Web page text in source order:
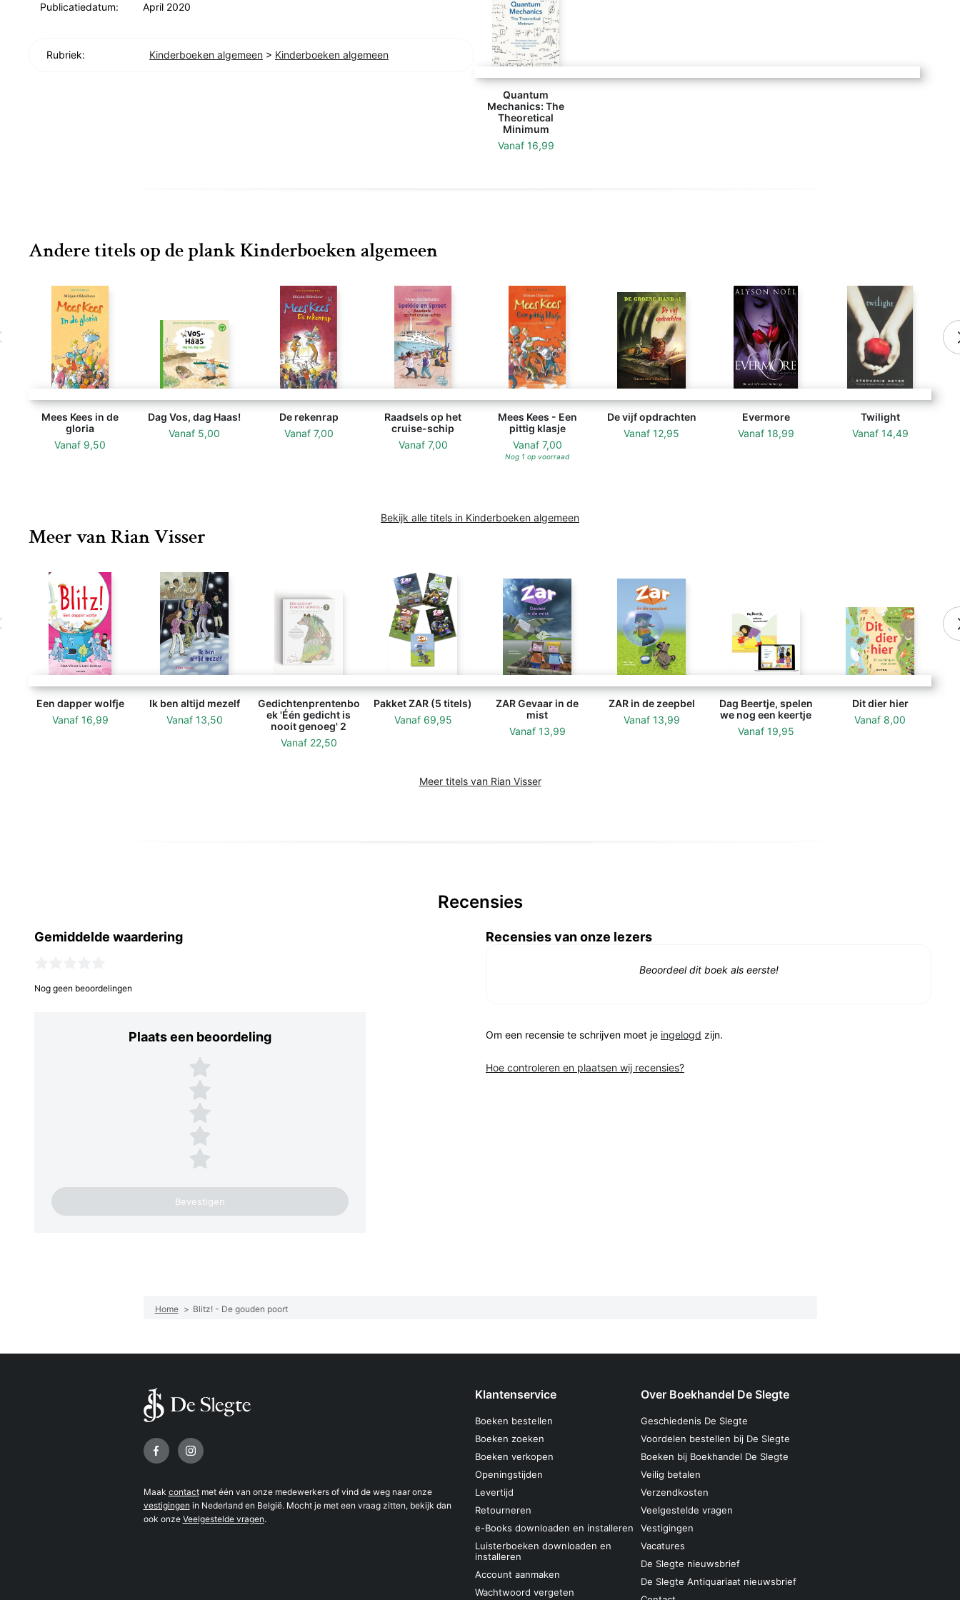
Quantum
Mechanics: The
Theoretical
Minimum
Vanaf 16,99
Publicatiedatum: April 2020
Rubriek: Kinderboeken algemeen > Kinderboeken algemeen
Andere titels op de plank Kinderboeken algemeen
Mees Kees in de
gloria
Vanaf 9,50
Dag Vos, dag Haas!
Vanaf 5,00
De rekenrap
Vanaf 7,00
Raadsels op het
cruise-schip
Vanaf 7,00
Mees Kees - Een
pittig klasje
Vanaf 7,00
Nog 1 op voorraad
De vijf opdrachten
Vanaf 12,95
Evermore
Vanaf 18,99
Twilight
Vanaf 14,49
Bekijk alle titels in Kinderboeken algemeen
Meer van Rian Visser
Een dapper wolfje
Vanaf 16,99
Ik ben altijd mezelf
Vanaf 13,50
Gedichtenprentenbo
ek 'Één gedicht is
nooit genoeg' 2
Vanaf 22,50
Pakket ZAR (5 titels)
Vanaf 69,95
ZAR Gevaar in de
mist
Vanaf 13,99
ZAR in de zeepbel
Vanaf 13,99
Dag Beertje, spelen
we nog een keertje
Vanaf 19,95
Dit dier hier
Vanaf 8,00
Meer titels van Rian Visser
Recensies
Gemiddelde waardering
Nog geen beoordelingen
Plaats een beoordeling
Plaats een beoordeling
5 sterren
4 sterren
3 sterren
2 sterren
1 ster
Recensies van onze lezers
Beoordeel dit boek als eerste!
Om een recensie te schrijven moet je ingelogd zijn.
Hoe controleren en plaatsen wij recensies?
Home > Blitz! - De gouden poort
Volg ons op
Maak contactmet één van onze medewerkers of vind de weg naar onze
vestigingen in Nederland en België. Mocht je met een vraag zitten, bekijk dan
ook onze Veelgestelde vragen.
Klantenservice
Boeken bestellen
Boeken zoeken
Boeken verkopen
Openingstijden
Levertijd
Retourneren
e-Books downloaden en installeren
Luisterboeken downloaden en
installeren
Account aanmaken
Wachtwoord vergeten
Over Boekhandel De Slegte
Geschiedenis De Slegte
Voordelen bestellen bij De Slegte
Boeken bij Boekhandel De Slegte
Veilig betalen
Verzendkosten
Veelgestelde vragen
Vestigingen
Vacatures
De Slegte nieuwsbrief
De Slegte Antiquariaat nieuwsbrief